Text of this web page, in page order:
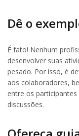
Dê o
É fato! Nenhum
desenvolver suas
pesado. Por isso, é
aos colaboradores,
entre os
discussões.